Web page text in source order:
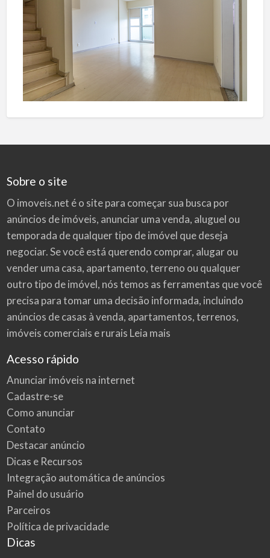
Sobre o site
O imoveis.net é o site para começar sua busca por
anúncios de imóveis, anunciar uma venda, aluguel ou
temporada de qualquer tipo de imóvel que deseja
negociar. Se você está querendo comprar, alugar ou
vender uma casa, apartamento, terreno ou qualquer
outro tipo de imóvel, nós temos as ferramentas que você
precisa para tomar uma decisão informada, incluindo
anúncios de casas à venda, apartamentos, terrenos,
imóveis comerciais e rurais Leia mais
Acesso rápido
Anunciar imóveis na internet
Cadastre-se
Como anunciar
Contato
Destacar anúncio
Dicas e Recursos
Integração automática de anúncios
Painel do usuário
Parceiros
Política de privacidade
Dicas